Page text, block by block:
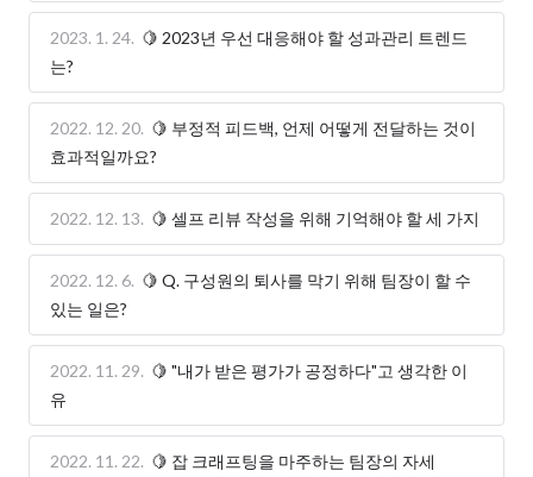
2023. 1. 24. 🍋 2023년 우선 대응해야 할 성과관리 트렌드
는?
2022. 12. 20. 🍋 부정적 피드백, 언제 어떻게 전달하는 것이
효과적일까요?
2022. 12. 13. 🍋 셀프 리뷰 작성을 위해 기억해야 할 세 가지
2022. 12. 6. 🍋 Q. 구성원의 퇴사를 막기 위해 팀장이 할 수
있는 일은?
2022. 11. 29. 🍋 "내가 받은 평가가 공정하다"고 생각한 이
유
2022. 11. 22. 🍋 잡 크래프팅을 마주하는 팀장의 자세